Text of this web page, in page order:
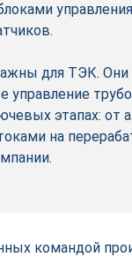
для ТЭК. Они
управление
этапах: от
на
командой